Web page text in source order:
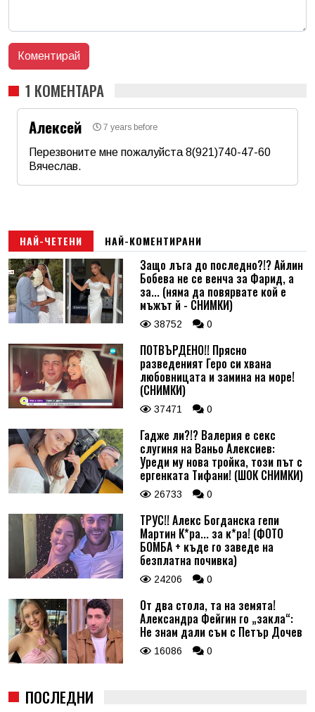
1 КОМЕНТАРА
Алексей
7 years before
Перезвоните мне пожалуйста 8(921)740-47-60
Вячеслав.
Email
Коментар*
НАЙ-ЧЕТЕНИ НАЙ-КОМЕНТИРАНИ
Защо лъга до последно?!? Айлин
Бобева не се венча за Фарид, а
за... (няма да повярвате кой е
мъжът й - СНИМКИ)
38752 0
ПОТВЪРДЕНО!! Прясно
разведеният Геро си хвана
любовницата и замина на море!
(СНИМКИ)
37471 0
Гадже ли?!? Валерия е секс
слугиня на Ваньо Алексиев:
Уреди му нова тройка, този път с
ергенката Тифани! (ШОК СНИМКИ)
26733 0
ТРУС!! Алекс Богданска гепи
Мартин К*ра... за к*ра! (ФОТО
БОМБА + къде го заведе на
безплатна почивка)
24206 0
От два стола, та на земята!
Александра Фейгин го „закла“:
Не знам дали съм с Петър Дочев
16086 0
ПОСЛЕДНИ